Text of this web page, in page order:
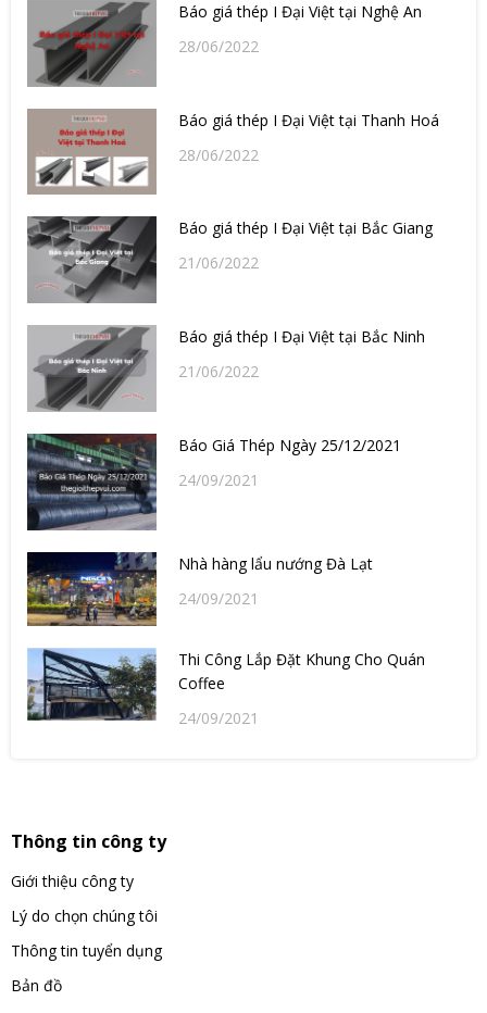
Báo giá thép I Đại Việt tại Nghệ An
28/06/2022
Báo giá thép I Đại Việt tại Thanh Hoá
28/06/2022
Báo giá thép I Đại Việt tại Bắc Giang
21/06/2022
Báo giá thép I Đại Việt tại Bắc Ninh
21/06/2022
Báo Giá Thép Ngày 25/12/2021
24/09/2021
Nhà hàng lẩu nướng Đà Lạt
24/09/2021
Thi Công Lắp Đặt Khung Cho Quán
Coffee
24/09/2021
Thông tin công ty
Giới thiệu công ty
Lý do chọn chúng tôi
Thông tin tuyển dụng
Bản đồ